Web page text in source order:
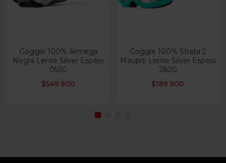
Goggle 100% Armega
Negra Lente Silver Espejo
0530
$549.900
Goggle 100% Strata 2
Maupiti Lente Silver Espejo
2820
$189.900